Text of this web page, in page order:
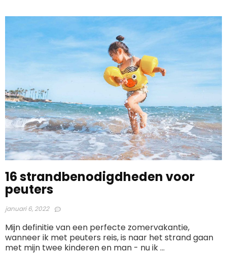
16 strandbenodigdheden voor
peuters
januari 6, 2022
Mijn definitie van een perfecte zomervakantie,
wanneer ik met peuters reis, is naar het strand gaan
met mijn twee kinderen en man - nu ik ...